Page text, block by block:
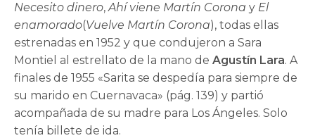
Necesito dinero,Ahí viene Martín Corona y El
enamorado(Vuelve Martín Corona), todas ellas
estrenadas en 1952 y que condujeron a Sara
Montiel al estrellato de la mano deAgustín Lara. A
finales de 1955 «Sarita se despedía para siempre de
su marido en Cuernavaca» (pág. 139) y partió
acompañada de su madre para Los Ángeles. Solo
tenía billete de ida.